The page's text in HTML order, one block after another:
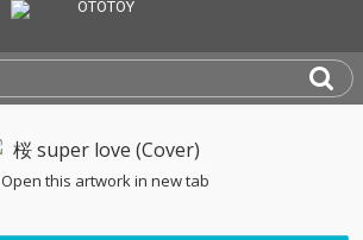
Open this artwork in new tab